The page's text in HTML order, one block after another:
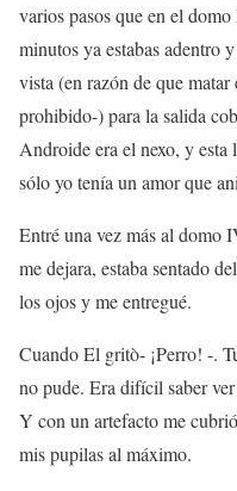
varios pasos que en el
minutos ya estabas adentro
vista (en razón de que
prohibido-) para la salida
Androide era el nexo, y
sólo yo tenía un amor que
Entré una vez más al domo
me dejara, estaba sentado
los ojos y me entregué.
Cuando El gritò- ¡Perro! -.
no pude. Era difícil saber
Y con un artefacto me
mis pupilas al máximo.